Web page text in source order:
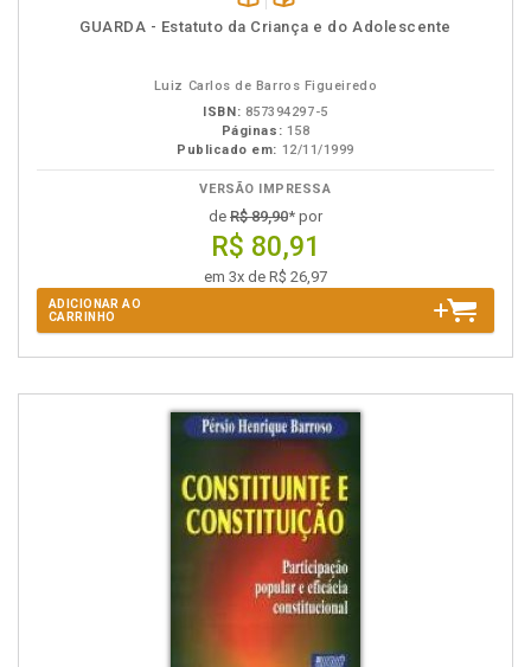
Disponível
páginas
GUARDA - Estatuto da Criança e do Adolescente
Luiz Carlos de Barros Figueiredo
ISBN: 857394297-5
Páginas: 158
Publicado em: 12/11/1999
VERSÃO IMPRESSA
de R$ 89,90* por
R$ 80,91
em 3x de R$ 26,97
ADICIONAR AO
CARRINHO